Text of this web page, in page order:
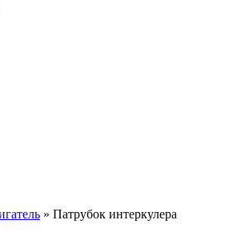
» Патрубок интеркулера